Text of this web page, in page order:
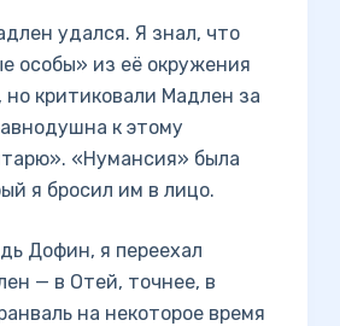
удался. Я знал, что
особы» из её окружения
но критиковали Мадлен за
к этому
«Нумансия» была
я бросил им в лицо.
Дофин, я переехал
— в Отей, точнее, в
на некоторое время